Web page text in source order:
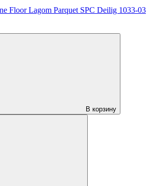
Floor Lagom Parquet SPC Deilig 1033-03
В корзину